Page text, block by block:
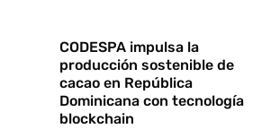
CODESPA impulsa la
producción sostenible de
cacao en República
Dominicana con tecnología
blockchain